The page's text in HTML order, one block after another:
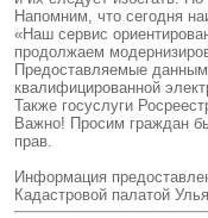
Напомним, что сегодня
«Наш сервис
продолжаем
Предоставляемые
квалифицированной
Также госуслуги
Важно! Просим граждан
прав.
Информация
Кадастровой палатой